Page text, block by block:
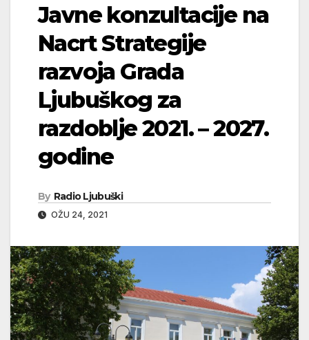
Javne konzultacije na
Nacrt Strategije
razvoja Grada
Ljubuškog za
razdoblje 2021. – 2027.
godine
By Radio Ljubuški
OŽU 24, 2021